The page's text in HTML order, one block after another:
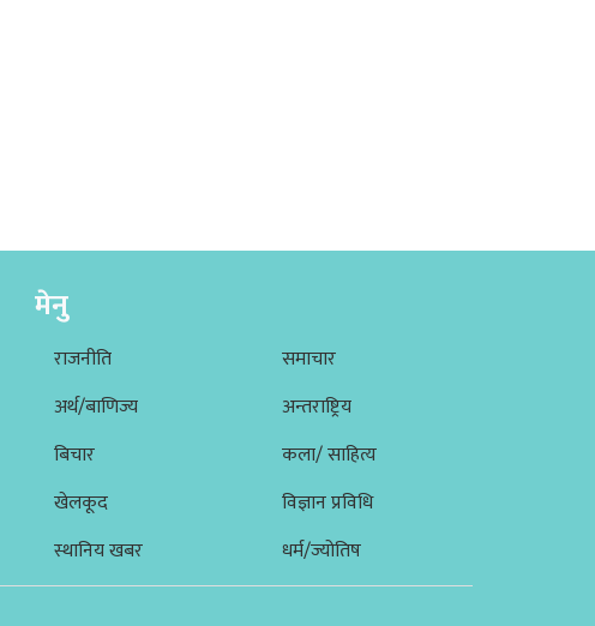
मेनु
राजनीति
अर्थ/बाणिज्य
बिचार
खेलकूद
स्थानिय खबर
समाचार
अन्तराष्ट्रिय
कला/ साहित्य
विज्ञान प्रविधि
धर्म/ज्योतिष